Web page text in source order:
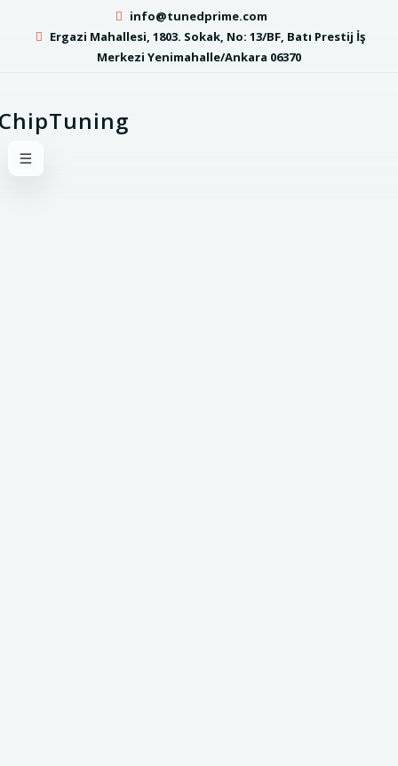
info@tunedprime.com
Ergazi Mahallesi, 1803. Sokak, No: 13/BF, Batı Prestij İş
Merkezi Yenimahalle/Ankara 06370